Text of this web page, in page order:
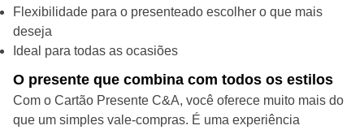
Flexibilidade para o presenteado escolher o que mais
deseja
Ideal para todas as ocasiões
O presente que combina com todos os estilos
Com o Cartão Presente C&A, você oferece muito mais do
que um simples vale-compras. É uma experiência